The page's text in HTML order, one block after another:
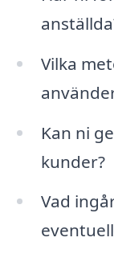
Vilka
Kan ni
kunder?
Vad